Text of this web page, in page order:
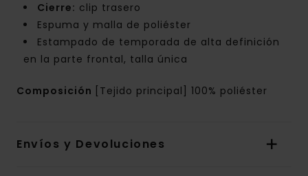
Cierre: clip trasero
Espuma y malla de poliéster
Estampado de temporada de alta definición
en la parte frontal, talla única
Composición [Tejido principal] 100% poliéster
Envíos y Devoluciones